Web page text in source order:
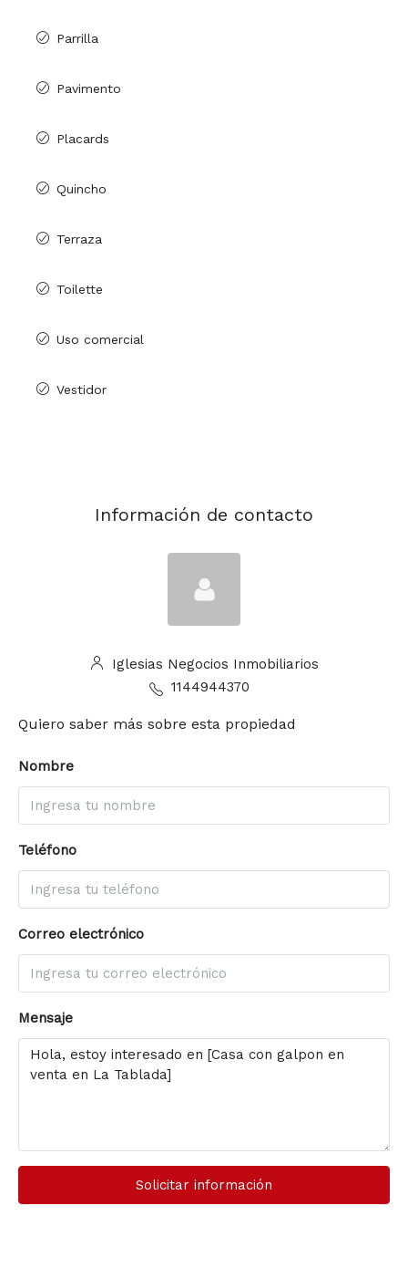
Parrilla
Pavimento
Placards
Quincho
Terraza
Toilette
Uso comercial
Vestidor
Información de contacto
Iglesias Negocios Inmobiliarios
1144944370
Quiero saber más sobre esta propiedad
Nombre
Teléfono
Correo electrónico
Mensaje
Solicitar información